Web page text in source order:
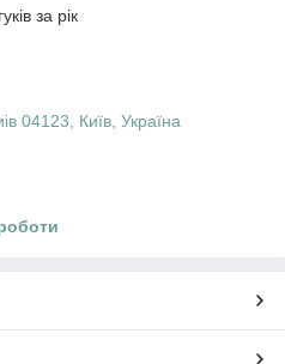
за рік
04123, Київ, Україна